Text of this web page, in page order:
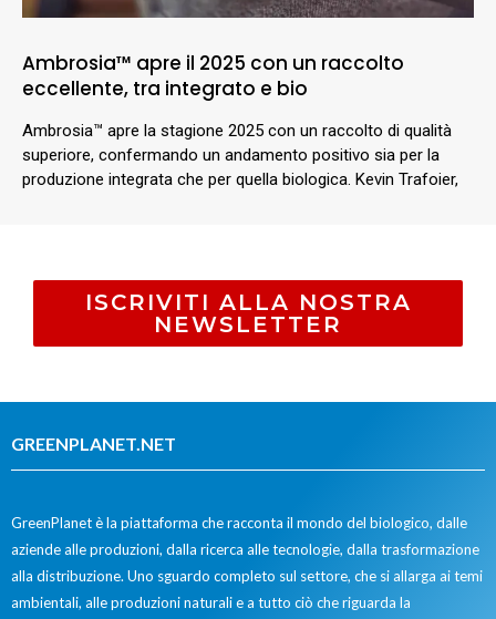
Ambrosia™ apre il 2025 con un raccolto
eccellente, tra integrato e bio
Ambrosia™ apre la stagione 2025 con un raccolto di qualità
superiore, confermando un andamento positivo sia per la
produzione integrata che per quella biologica. Kevin Trafoier,
ISCRIVITI ALLA NOSTRA
NEWSLETTER
GREENPLANET.NET
GreenPlanet è la piattaforma che racconta il mondo del biologico, dalle
aziende alle produzioni, dalla ricerca alle tecnologie, dalla trasformazione
alla distribuzione. Uno sguardo completo sul settore, che si allarga ai temi
ambientali, alle produzioni naturali e a tutto ciò che riguarda la